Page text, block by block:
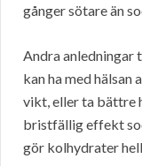
gånger sötare än
Andra anledningar
kan ha med hälsan
vikt, eller ta bättre
bristfällig effekt
gör kolhydrater